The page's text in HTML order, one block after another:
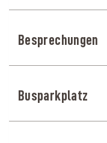
Besprechungen
Busparkplatz